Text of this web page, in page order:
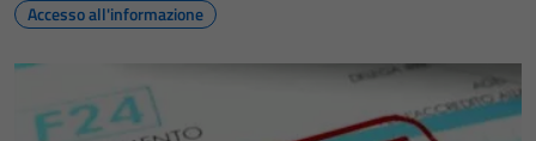
Accesso all'informazione